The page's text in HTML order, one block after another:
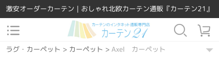
激安オーダーカーテン｜おしゃれ北欧カーテン通販『カーテン21』
ラグ・カーペット > カーペット > Axel カーペット